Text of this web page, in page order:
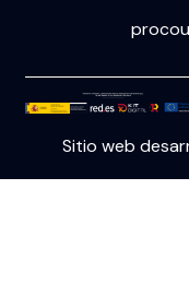
Sitio web